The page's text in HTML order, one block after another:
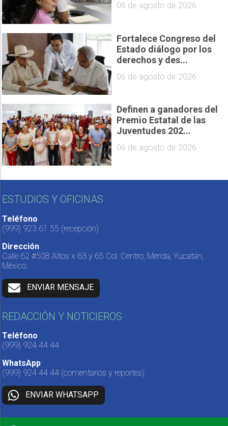
06 de agosto de 2026
Fortalece Congreso del
Estado diálogo por los
derechos y des...
06 de agosto de 2026
Definen a ganadores del
Premio Estatal de las
Juventudes 202...
06 de agosto de 2026
ESTUDIOS Y OFICINAS
Teléfono
(999) 923 61 55 (recepción)
Dirección
Calle 62 #508 Altos x 63 y 65 Col. Centro, Mérida, Yucatán,
México.
ENVIAR MENSAJE
REDACCIÓN Y NOTICIEROS
Teléfono
(999) 924 44 44
WhatsApp
(999) 924 44 44 (comentarios y reportes)
ENVIAR WHATSAPP